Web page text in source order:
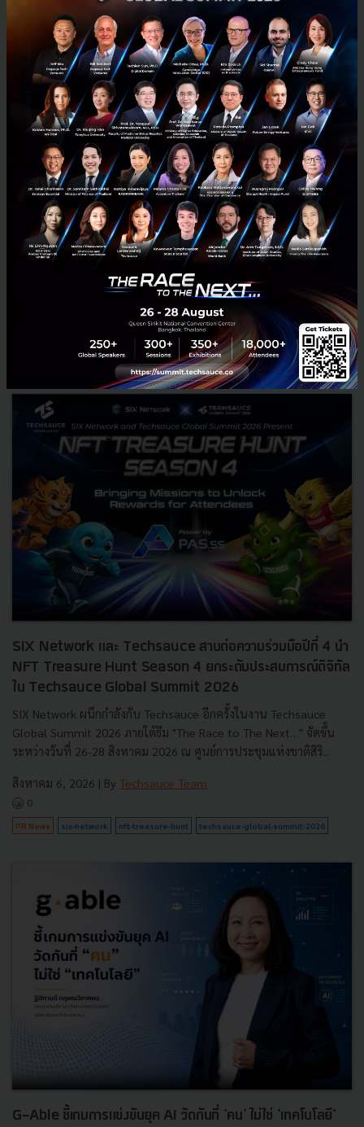
กรุงเทพโปรดิ๊วส x Esri ใช้ดาวเทียม ArcGIS ส่องพิกัดแปลงปลูก
ดันเกษตรโปร่งใส
กรุงเทพโปรดิ๊วส ผนึก Esri Thailand นำระบบแผนที่อัจฉริยะ 'ArcGIS'
และภาพถ่ายดาวเทียม ตรวจพิกัดแปลงปลูกวัตถุดิบอาหารสัตว์ ยกระดับ
ความโปร่งใส ตอบโจทย์มาตรฐานค้าโลก EUDR พร้อมลดต้นทุนก...
Techsauce Team
arcgis
SIX Network และ Techsauce สานต่อความร่วมมือปีที่ 4 นำ
NFT Treasure Hunt Season 4 ยกระดับประสบการณ์ดิจิทัล
ใน Techsauce Global Summit 2026
SIX Network ผนึกกำลังกับ Techsauce อีกครั้งในงาน Techsauce
Global Summit 2026 ภายใต้ธีม "The Race to The Next…" จัดขึ้น
ระหว่างวันที่ 26-28 สิงหาคม 2026 ณ ศูนย์การประชุมแห่งชาติสิริ...
สิงหาคม 6, 2026 | By Techsauce Team
0
PR News six-network nft-treasure-hunt techsauce-global-summit-2026
G-Able ชี้เกมการแข่งขันยุค AI วัดกันที่ 'คน' ไม่ใช่ 'เทคโนโลยี'